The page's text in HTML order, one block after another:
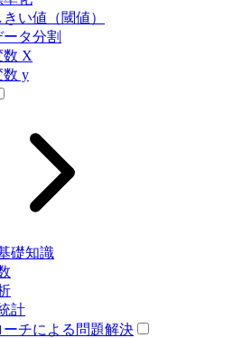
きい値（閾値）
ータ分割
数 X
数 y
礎知識
計
チによる問題解決